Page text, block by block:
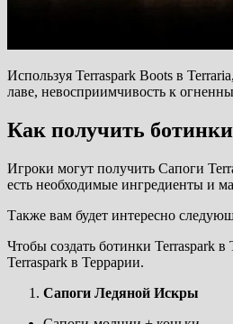
Используя Terraspark Boots в
лаве, невосприимчивость к
Как получить
Игроки могут получить Сапоги
есть необходимые ингредиенты и
Также вам будет интересно
Чтобы создать ботинки Terraspark
Terraspark в Террарии.
Сапоги Ледяной Искры